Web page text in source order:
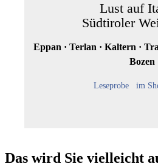
Lust auf
Südtiroler
Eppan · Terlan · Kaltern ·
Bozen
Leseprobe im
Das wird Sie vielleicht